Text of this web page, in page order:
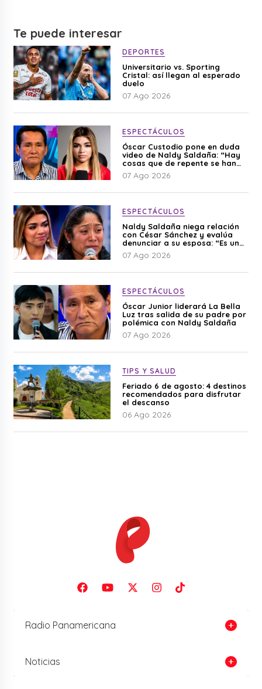
Te puede interesar
DEPORTES
Universitario vs. Sporting
Cristal: así llegan al esperado
duelo
07 Ago 2026
ESPECTÁCULOS
Óscar Custodio pone en duda
video de Naldy Saldaña: “Hay
cosas que de repente se han
editado”
07 Ago 2026
ESPECTÁCULOS
Naldy Saldaña niega relación
con César Sánchez y evalúa
denunciar a su esposa: “Es una
difamación”
07 Ago 2026
ESPECTÁCULOS
Óscar Junior liderará La Bella
Luz tras salida de su padre por
polémica con Naldy Saldaña
07 Ago 2026
TIPS Y SALUD
Feriado 6 de agosto: 4 destinos
recomendados para disfrutar
el descanso
06 Ago 2026
Radio Panamericana
Noticias